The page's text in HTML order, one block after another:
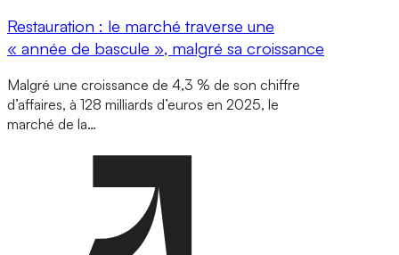
Restauration : le marché traverse une
« année de bascule », malgré sa croissance
Malgré une croissance de 4,3 % de son chiffre
d’affaires, à 128 milliards d’euros en 2025, le
marché de la…